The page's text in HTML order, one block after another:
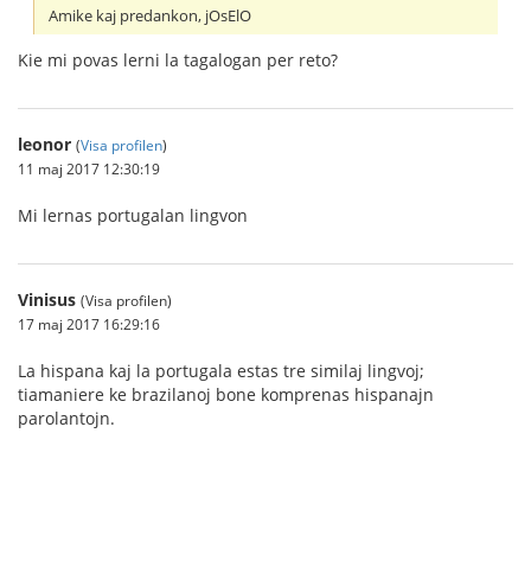
Amike kaj predankon, jOsElO
Kie mi povas lerni la tagalogan per reto?
leonor (Visa profilen)
11 maj 2017 12:30:19
Mi lernas portugalan lingvon
Vinisus (Visa profilen)
17 maj 2017 16:29:16
La hispana kaj la portugala estas tre similaj lingvoj;
tiamaniere ke brazilanoj bone komprenas hispanajn
parolantojn.